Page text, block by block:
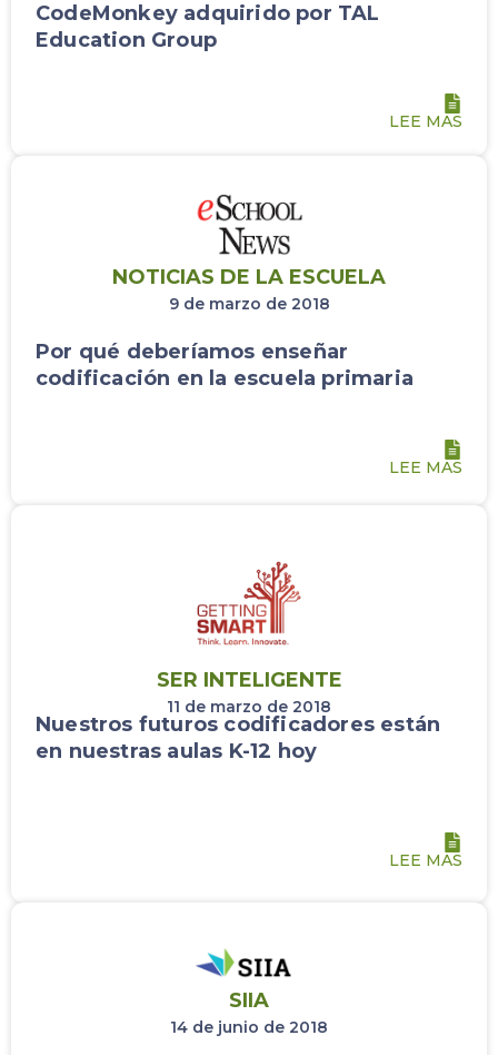
CodeMonkey adquirido por TAL
Education Group
LEE MAS
NOTICIAS DE LA ESCUELA
9 de marzo de 2018
Por qué deberíamos enseñar
codificación en la escuela primaria
LEE MAS
SER INTELIGENTE
11 de marzo de 2018
Nuestros futuros codificadores están
en nuestras aulas K-12 hoy
LEE MAS
SIIA
14 de junio de 2018